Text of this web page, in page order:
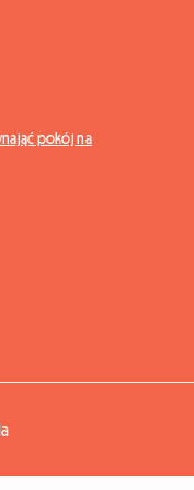
pokój na